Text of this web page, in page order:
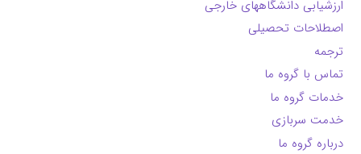
ارزشیابی دانشگاههای خارجی
اصطلاحات تحصیلی
ترجمه
تماس با گروه ما
خدمات گروه ما
خدمت سربازی
درباره گروه ما